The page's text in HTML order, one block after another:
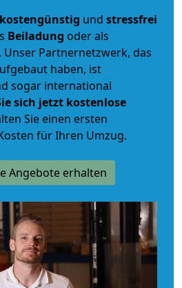
kostengünstig und stressfrei
Beiladung oder als
. Unser Partnernetzwerk, das
haben, ist
sogar international
sich jetzt kostenlose
Sie einen ersten
für Ihren Umzug.
Angebote erhalten